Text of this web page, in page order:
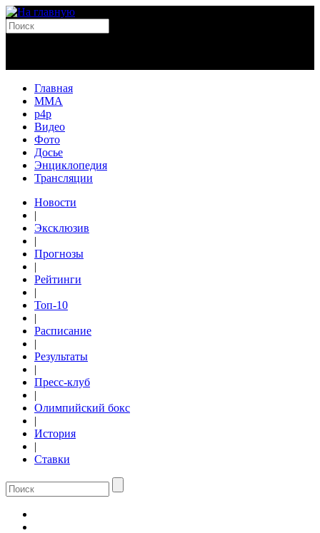
Главная
MMA
p4p
Видео
Фото
Досье
Энциклопедия
Трансляции
Новости
|
Эксклюзив
|
Прогнозы
|
Рейтинги
|
Топ-10
|
Расписание
|
Результаты
|
Пресс-клуб
|
Олимпийский бокс
|
История
|
Ставки